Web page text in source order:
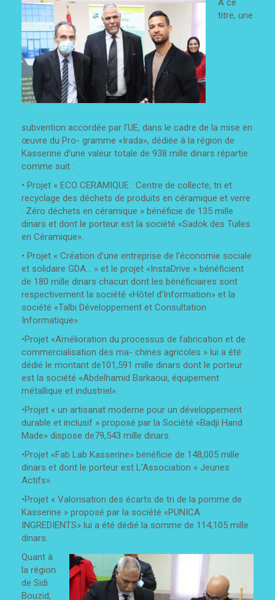
A ce
titre, une
subvention accordée par l’UE, dans le cadre de la mise en
œuvre du Pro- gramme «Irada», dédiée à la région de
Kasserine d’une valeur totale de 938 mille dinars répartie
comme suit :
• Projet « ECO CERAMIQUE : Centre de collecte, tri et
recyclage des déchets de produits en céramique et verre
: Zéro déchets en céramique » bénéficie de 135 mille
dinars et dont le porteur est la société «Sadok des Tuiles
en Céramique».
• Projet « Création d’une entreprise de l’économie sociale
et solidaire GDA... » et le projet «InstaDrive » bénéficient
de 180 mille dinars chacun dont les bénéficiaires sont
respectivement la société «Hôtel d’Information» et la
société «Talbi Développement et Consultation
Informatique».
•Projet «Amélioration du processus de fabrication et de
commercialisation des ma- chines agricoles » lui a été
dédié le montant de101,591 mille dinars dont le porteur
est la société «Abdelhamid Barkaoui, équipement
métallique et industriel».
•Projet « un artisanat moderne pour un développement
durable et inclusif » proposé par la Société «Badji Hand
Made» dispose de79,543 mille dinars.
•Projet «Fab Lab Kasserine» bénéficie de 148,005 mille
dinars et dont le porteur est L’Association « Jeunes
Actifs».
•Projet « Valorisation des écarts de tri de la pomme de
Kasserine » proposé par la société «PUNICA
INGREDIENTS» lui a été dédié la somme de 114,105 mille
dinars.
Quant à
la région
de Sidi
Bouzid,